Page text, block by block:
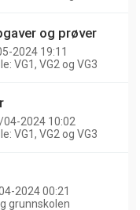
og prøver
2024 19:11
VG1, VG2 og VG3
04-2024 10:02
VG1, VG2 og VG3
2024 00:21
grunnskolen